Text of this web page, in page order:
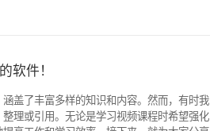
软件！
盖了丰富多样的知识和内容。然而，有时我
理或引用。无论是学习视频课程时希望强化